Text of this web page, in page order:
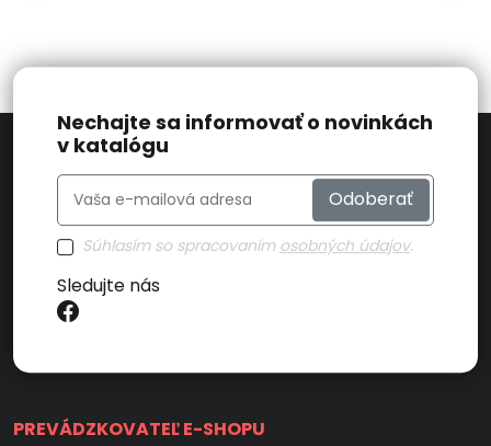
Nechajte sa informovať o novinkách
v katalógu
Odoberať
Súhlasím so spracovaním osobných údajov.
Sledujte nás
PREVÁDZKOVATEĽ E-SHOPU